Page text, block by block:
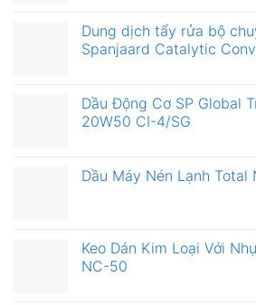
Dung dịch tẩy rửa bộ
Spanjaard Catalytic
Dầu Động Cơ SP Global
20W50 CI-4/SG
Dầu Máy Nén Lạnh Total
Keo Dán Kim Loại Với
NC-50